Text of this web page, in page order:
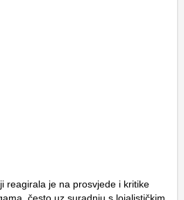
reagirala je na prosvjede i kritike